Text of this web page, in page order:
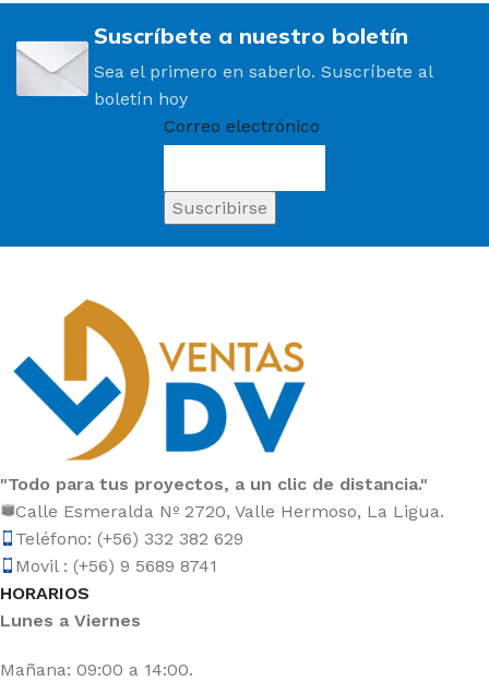
Suscríbete a nuestro boletín
Sea el primero en saberlo. Suscríbete al
boletín hoy
Correo electrónico
"Todo para tus proyectos, a un clic de distancia."
Calle Esmeralda Nº 2720, Valle Hermoso, La Ligua.
Teléfono: (+56) 332 382 629
Movil : (+56) 9 5689 8741
HORARIOS
Lunes a Viernes
Mañana: 09:00 a 14:00.